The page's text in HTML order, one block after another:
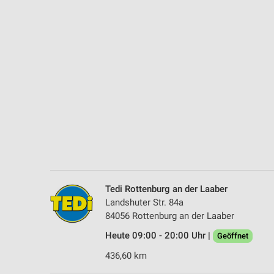
Tedi Rottenburg an der Laaber
Landshuter Str. 84a
84056 Rottenburg an der Laaber
Heute 09:00 - 20:00 Uhr |
Geöffnet
436,60 km
Notwendig
Performance